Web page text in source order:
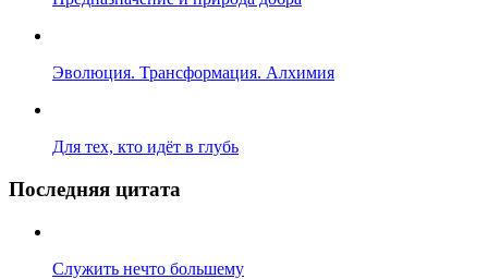
Эволюция. Трансформация. Алхимия
Для тех, кто идёт в глубь
Последняя цитата
Служить нечто большему